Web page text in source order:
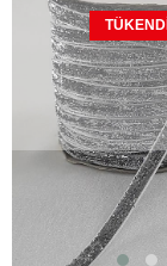
TÜKENDI